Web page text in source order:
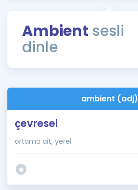
Rehberlik Aracı
ÖSYM Sınav Takvimi
İngilizce Gramer
Ambient sesli
dinle
ambient (adj)
çevresel
ortama ait, yerel